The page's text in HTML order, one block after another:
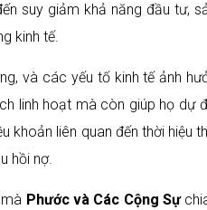
suy giảm khả năng đầu tư,
kinh tế.
và các yếu tố kinh tế ảnh
linh hoạt mà còn giúp họ
liên quan đến thời hiệu
hồi nợ.
Phước và Các Cộng Sự